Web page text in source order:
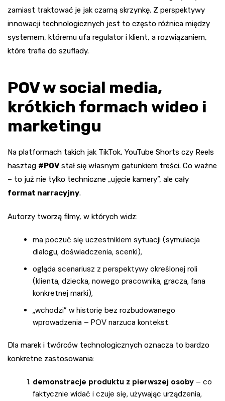
zamiast traktować je jak czarną skrzynkę. Z perspektywy
innowacji technologicznych jest to często różnica między
systemem, któremu ufa regulator i klient, a rozwiązaniem,
które trafia do szuflady.
POV w social media,
krótkich formach wideo i
marketingu
Na platformach takich jak TikTok, YouTube Shorts czy Reels
hasztag #POV stał się własnym gatunkiem treści. Co ważne
– to już nie tylko techniczne „ujęcie kamery”, ale cały
format narracyjny.
Autorzy tworzą filmy, w których widz:
ma poczuć się uczestnikiem sytuacji (symulacja
dialogu, doświadczenia, scenki),
ogląda scenariusz z perspektywy określonej roli
(klienta, dziecka, nowego pracownika, gracza, fana
konkretnej marki),
„wchodzi” w historię bez rozbudowanego
wprowadzenia – POV narzuca kontekst.
Dla marek i twórców technologicznych oznacza to bardzo
konkretne zastosowania:
demonstracje produktu z pierwszej osoby – co
faktycznie widać i czuje się, używając urządzenia,